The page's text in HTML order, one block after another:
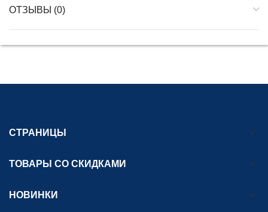
ОТЗЫВЫ (0)
СТРАНИЦЫ
ТОВАРЫ СО СКИДКАМИ
НОВИНКИ